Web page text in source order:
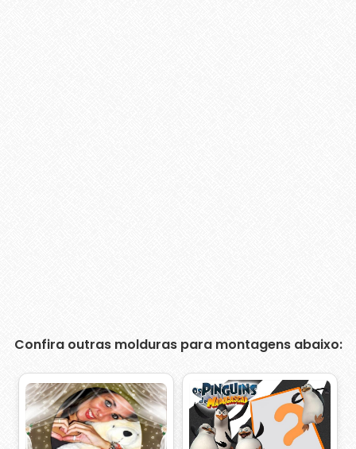
Confira outras molduras para montagens abaixo: